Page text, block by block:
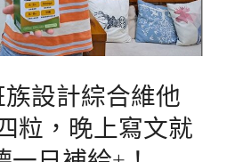
設計綜合維他
粒，晚上寫文就